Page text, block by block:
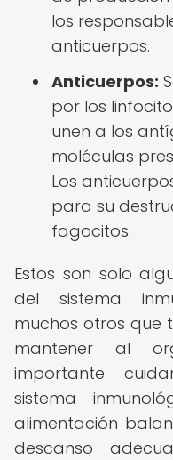
los
anticuerpos.
Anticuerpos:
por los
unen a los
moléculas
Los
para su
fagocitos.
Estos son solo
del sistema
muchos otros que
mantener al
importante
sistema
alimentación
descanso